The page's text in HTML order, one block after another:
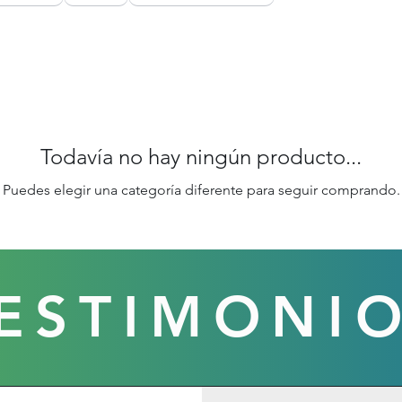
Todavía no hay ningún producto...
Puedes elegir una categoría diferente para seguir comprando.